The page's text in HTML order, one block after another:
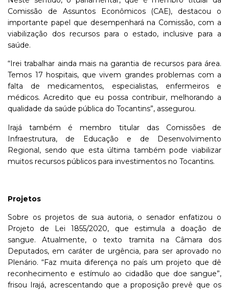
Comissão de Assuntos Econômicos (CAE), destacou o
importante papel que desempenhará na Comissão, com a
viabilização dos recursos para o estado, inclusive para a
saúde.
“Irei trabalhar ainda mais na garantia de recursos para área.
Temos 17 hospitais, que vivem grandes problemas com a
falta de medicamentos, especialistas, enfermeiros e
médicos. Acredito que eu possa contribuir, melhorando a
qualidade da saúde pública do Tocantins”, assegurou.
Irajá também é membro titular das Comissões de
Infraestrutura, de Educação e de Desenvolvimento
Regional, sendo que esta última também pode viabilizar
muitos recursos públicos para investimentos no Tocantins.
Projetos
Sobre os projetos de sua autoria, o senador enfatizou o
Projeto de Lei 1855/2020, que estimula a doação de
sangue. Atualmente, o texto tramita na Câmara dos
Deputados, em caráter de urgência, para ser aprovado no
Plenário.“Faz muita diferença no país um projeto que dê
reconhecimento e estímulo ao cidadão que doe sangue”,
frisou Irajá, acrescentando que a proposição prevê que os